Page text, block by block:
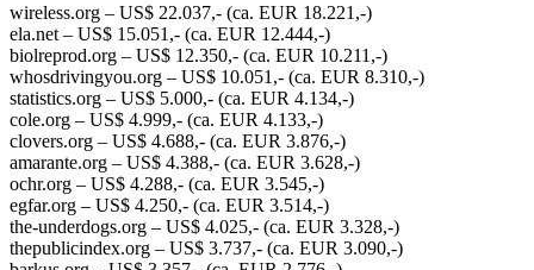
wireless.org​ – US$ 22.037​,- (ca. EUR 18.221,-)
ela.net​ – US$ 15.051,- (ca. EUR 12.444,-)
biolreprod.org​ – US$ 12.350​,- (ca. EUR 10.211,-)
whosdrivingyou.org​ – US$ 10.051,-​ (ca. EUR 8.310,-)
statistics.org​ – US$ 5.000​,- (ca. EUR 4.134,-)
cole.org​ – US$ 4.999​,- (ca. EUR 4.133,-)
clovers.org​ – US$ 4.688,-​ (ca. EUR 3.876,-)
amarante.org​ – US$ 4.388​,- (ca. EUR 3.628,-)
ochr.org​ – US$ 4.288​,- (ca. EUR 3.545,-)
egfar.org​ – US$ 4.250​,- (ca. EUR 3.514,-)
the-underdogs.org​ – US$ 4.025​,- (ca. EUR 3.328,-)
thepublicindex.org​ – US$ 3.737​,- (ca. EUR 3.090,-)